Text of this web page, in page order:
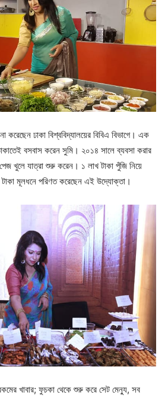
ঢাকা বিশ্ববিদ্যালয়ের বিবিএ বিভাগে। এক
বসবাস করেন সুমি। ২০১৪ সালে ব্যবসা করার
পেজ খুলে যাত্রা শুরু করেন। ১ লাখ টাকা পুঁজি নিয়ে
টাকা মূলধনে পরিণত করেছেন এই উদ্যোক্তা।
খাবার; ফুচকা থেকে শুরু করে সেট মেন্যু, সব